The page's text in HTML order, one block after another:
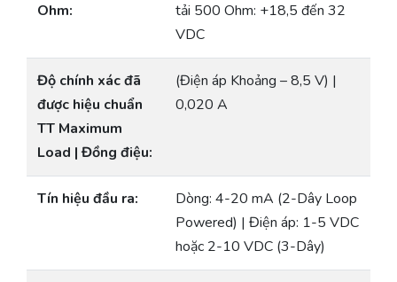
Ohm:
tải 500 Ohm: +18,5 đến 32
VDC
Độ chính xác đã
được hiệu chuẩn
TT Maximum
Load | Đồng điệu:
(Điện áp Khoảng – 8,5 V) |
0,020 A
Tín hiệu đầu ra:
Dòng: 4-20 mA (2-Dây Loop
Powered) | Điện áp: 1-5 VDC
hoặc 2-10 VDC (3-Dây)